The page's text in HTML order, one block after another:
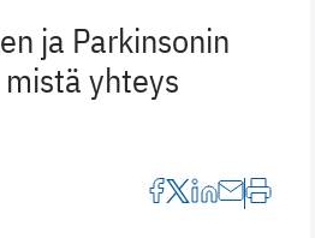
ja Parkinsonin
yhteys